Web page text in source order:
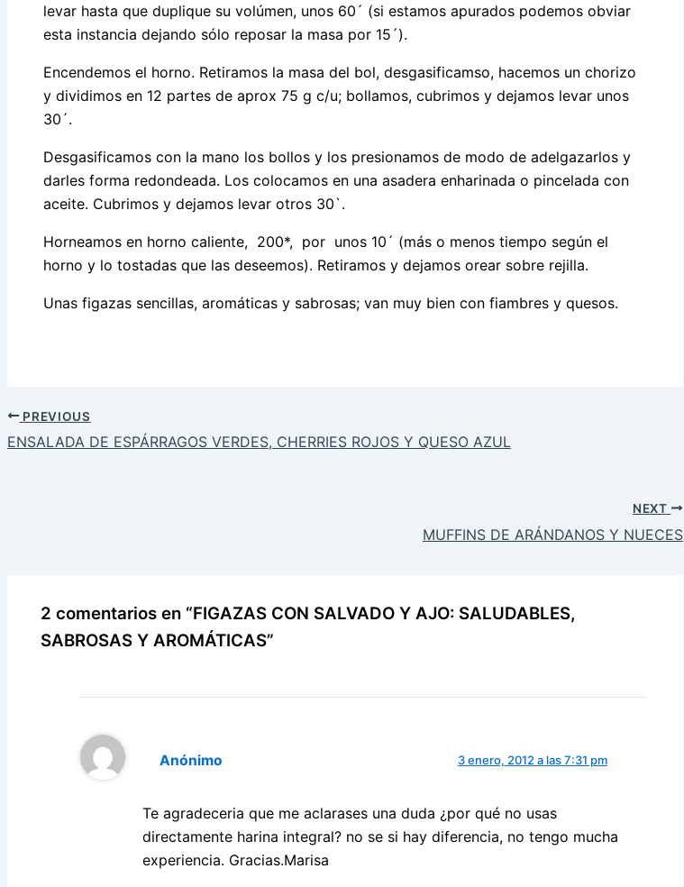
levar hasta que duplique su volúmen, unos 60´ (si estamos apurados podemos obviar
esta instancia dejando sólo reposar la masa por 15´).
Encendemos el horno. Retiramos la masa del bol, desgasificamso, hacemos un chorizo
y dividimos en 12 partes de aprox 75 g c/u; bollamos, cubrimos y dejamos levar unos
30´.
Desgasificamos con la mano los bollos y los presionamos de modo de adelgazarlos y
darles forma redondeada. Los colocamos en una asadera enharinada o pincelada con
aceite. Cubrimos y dejamos levar otros 30`.
Horneamos en horno caliente, 200*, por unos 10´ (más o menos tiempo según el
horno y lo tostadas que las deseemos). Retiramos y dejamos orear sobre rejilla.
Unas figazas sencillas, aromáticas y sabrosas; van muy bien con fiambres y quesos.
PREVIOUS
ENSALADA DE ESPÁRRAGOS VERDES, CHERRIES ROJOS Y QUESO AZUL
NEXT
MUFFINS DE ARÁNDANOS Y NUECES
2 comentarios en “FIGAZAS CON SALVADO Y AJO: SALUDABLES,
SABROSAS Y AROMÁTICAS”
Anónimo 3 enero, 2012 a las 7:31 pm
Te agradeceria que me aclarases una duda ¿por qué no usas
directamente harina integral? no se si hay diferencia, no tengo mucha
experiencia. Gracias.Marisa